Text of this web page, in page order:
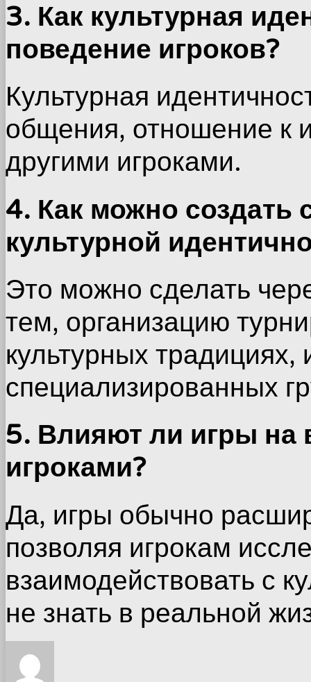
3. Как культурная
поведение игроков?
Культурная
общения, отношение к
другими игроками.
4. Как можно создать
культурной
Это можно сделать
тем, организацию
культурных традициях,
специализированных
5. Влияют ли игры на
игроками?
Да, игры обычно
позволяя игрокам
взаимодействовать с
не знать в реальной